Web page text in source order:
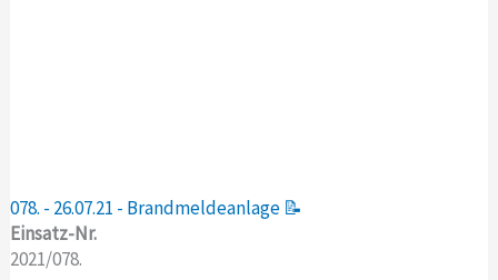
078. - 26.07.21 - Brandmeldeanlage 📝
Einsatz-Nr.
2021/078.